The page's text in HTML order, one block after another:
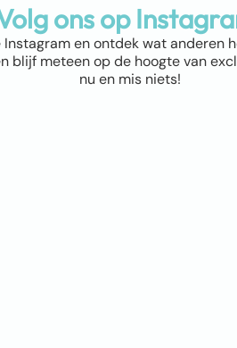
ons op
en ontdek wat
blijf meteen op de hoogte van
nu en mis niets!